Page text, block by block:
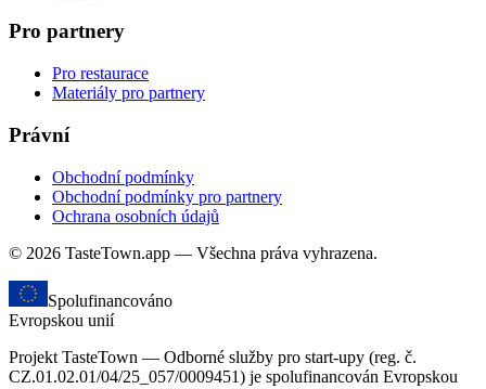
Pro partnery
Pro restaurace
Materiály pro partnery
Právní
Obchodní podmínky
Obchodní podmínky pro partnery
Ochrana osobních údajů
© 2026 TasteTown.app — Všechna práva vyhrazena.
Spolufinancováno
Evropskou unií
Projekt TasteTown — Odborné služby pro start-upy (reg. č.
CZ.01.02.01/04/25_057/0009451) je spolufinancován Evropskou